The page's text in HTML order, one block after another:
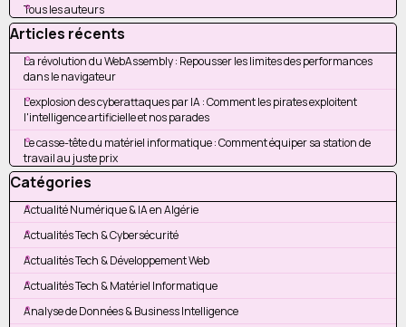
Tous les auteurs
Sauter le bloc Articles récents
Articles récents
La révolution du WebAssembly : Repousser les limites des performances
dans le navigateur
L'explosion des cyberattaques par IA : Comment les pirates exploitent
l'intelligence artificielle et nos parades
Le casse-tête du matériel informatique : Comment équiper sa station de
travail au juste prix
Sauter le bloc Catégories
Catégories
Actualité Numérique & IA en Algérie
Actualités Tech & Cybersécurité
Actualités Tech & Développement Web
Actualités Tech & Matériel Informatique
Analyse de Données & Business Intelligence